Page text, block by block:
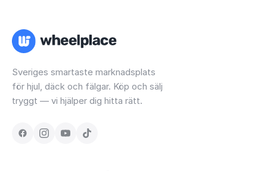
Sveriges smartaste marknadsplats
för hjul, däck och fälgar. Köp och sälj
tryggt — vi hjälper dig hitta rätt.